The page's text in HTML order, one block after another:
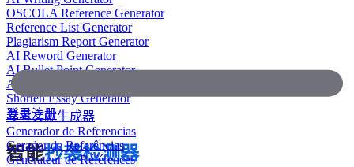
OSCOLA Reference Generator
Reference List Generator
Plagiarism Report Generator
AI Reword Generator
AI Bullet Point Generator
AI Legal Writing Generator
Shorten Essay Generator
参考文献生成器
Generador de Referencias
Gerador de Referências
Générateur de Références
登录注册
智能抄袭检测器